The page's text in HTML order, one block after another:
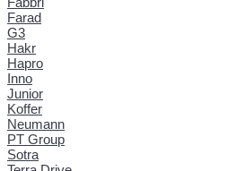
Farad
G3
Hakr
Hapro
Inno
Junior
Koffer
Neumann
PT Group
Sotra